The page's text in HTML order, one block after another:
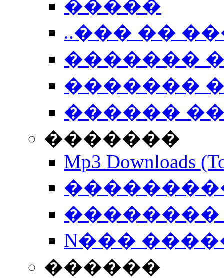
�����
..��� ��
�������
�������
������
�������
Mp3 Downloads
��������
N���
������